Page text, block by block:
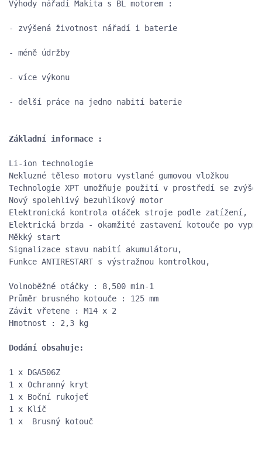
Výhody nářadí Makita s BL motorem :
- zvýšená životnost nářadí i baterie
- méně údržby
- více výkonu
- delší práce na jedno nabití baterie
Li-ion technologie
Nekluzné těleso motoru vystlané gumovou vložkou
Technologie XPT umožňuje použití v prostředí se
Nový spolehlivý bezuhlíkový motor
Elektronická kontrola otáček stroje podle zatížení,
Elektrická brzda - okamžité zastavení kotouče po
Měkký start
Signalizace stavu nabití akumulátoru,
Funkce ANTIRESTART s výstražnou kontrolkou,
Volnoběžné otáčky : 8,500 min-1
Průměr brusného kotouče : 125 mm
Závit vřetene : M14 x 2
Dodání obsahuje:
1 x DGA506Z
1 x Ochranný kryt
1 x Boční rukojeť
1 x Klíč
1 x  Brusný kotouč